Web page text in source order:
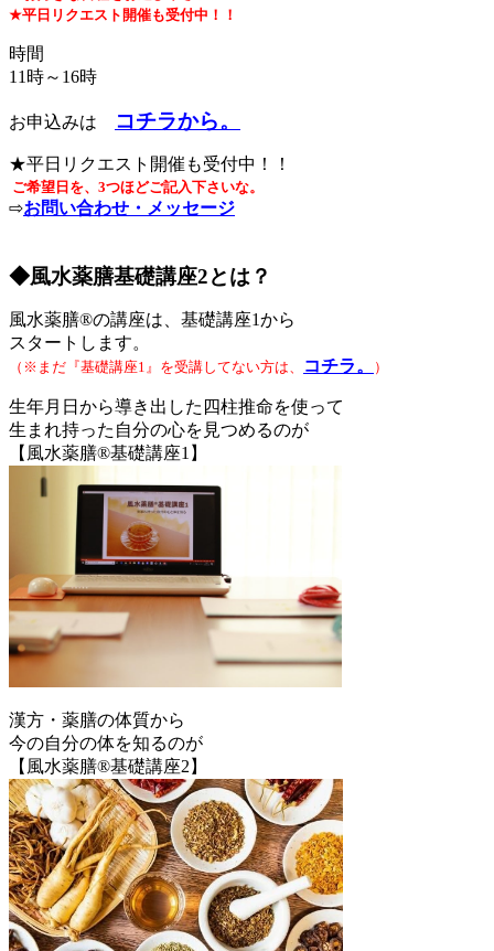
★平日リクエスト開催も受付中！！
時間
11時～16時
お申込みは コチラから。
★平日リクエスト開催も受付中！！
ご希望日を、3つほどご記入下さいな。
⇨お問い合わせ・メッセージ
◆風水薬膳基礎講座2とは？
風水薬膳®の講座は、基礎講座1から
スタートします。
（※まだ『基礎講座1』を受講してない方は、 コチラ。 ）
生年月日から導き出した四柱推命を使って
生まれ持った自分の心を見つめるのが
【風水薬膳®基礎講座1】
漢方・薬膳の体質から
今の自分の体を知るのが
【風水薬膳®基礎講座2】